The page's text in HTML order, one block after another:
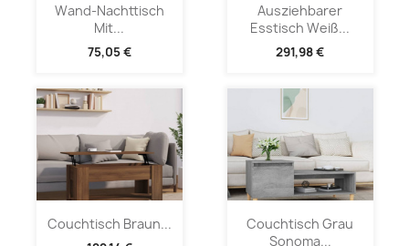
Wand-Nachttisch
Mit...
75,05 €
Ausziehbarer
Esstisch Weiß...
291,98 €
Couchtisch Braun...
Couchtisch Grau
Sonoma...